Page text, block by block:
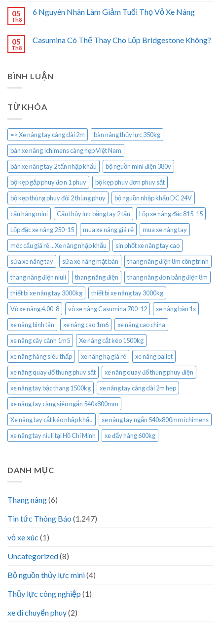
05
Th8
6 Nguyên Nhân Làm Giảm Tuổi Thọ Vỏ Xe Nâng
05
Th8
Casumina Có Thể Thay Cho Lốp Bridgestone Không?
BÌNH LUẬN
TỪ KHÓA
=> Xe nâng tay càng dài 2m
bàn nâng thủy lực 350kg
bán xe nâng Ichimens càng hẹp Việt Nam
bán xe nâng tay 2 tấn nhập khẩu
bộ nguồn mini điện 380v
bộ kẹp gắp phuy đơn 1 phuy
bộ kẹp phuy đơn phuy sắt
bộ kẹp thùng phuy đôi 2 thùng phuy
bộ nguồn nhập khẩu DC 24V
cẩu hàng mini
Cẩu thủy lực bằng tay 2 tấn
Lốp xe nâng đặc 815-15
Lốp đặc xe nâng 250-15
mua xe nâng giá rẻ
mua xe nâng tay
móc cẩu giá rẻ ...Xe nâng nhập khẩu
sin phốt xe nâng tay cao
sửa xe nâng tay
sữa xe nâng mặt bàn
thang nâng điện 8m công trình
thang nâng điện niuli
thang nâng điện
thang nâng đơn bằng điện 8m
thiết bị xe nâng tay 3000kg
thiết bị xe nâng tay 3000kg
Vỏ xe nâng 4.00-8
vỏ xe nâng Casumina 700-12
xe nâng bàn 1x
xe nâng bình tân
xe nâng cao 1m6
xe nâng cao china
xe nâng cây cảnh 1m5
Xe nâng cắt kéo 1500kg
xe nâng hàng siêu thấp
xe nâng hạ giá rẻ
xe nâng pallet
xe nâng quay đổ thùng phuy sắt
xe nâng quay đổ thùng phuy điện
xe nâng tay bậc thang 1500kg
xe nâng tay càng dài 2m hẹp
xe nâng tay càng siêu ngắn 540x800mm
Xe nâng tay cắt kéo nhập khẩu
xe nâng tay ngắn 540x800mm ichimens
xe nâng tay niuli tại Hồ Chí Minh
xe đẩy hàng 600kg
DANH MỤC
Thang nâng(6)
Tin tức Thông Báo (1.247)
vỏ xe xúc (1)
Uncategorized(8)
Bộ nguồn thủy lực mini(4)
Thủy lực công nghiệp (1)
xe di chuyển phuy(2)